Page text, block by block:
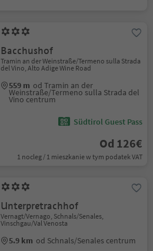
Bacchushof
Tramin an der Weinstraße/Termeno sulla Strada
del Vino, Alto Adige Wine Road
559 m od Tramin an der
Weinstraße/Termeno sulla Strada del
Vino centrum
Südtirol Guest Pass
Od 126€
1 nocleg / 1 mieszkanie w tym podatek VAT
Unterpretrachhof
Vernagt/Vernago, Schnals/Senales,
Vinschgau/Val Venosta
5.9 km od Schnals/Senales centrum